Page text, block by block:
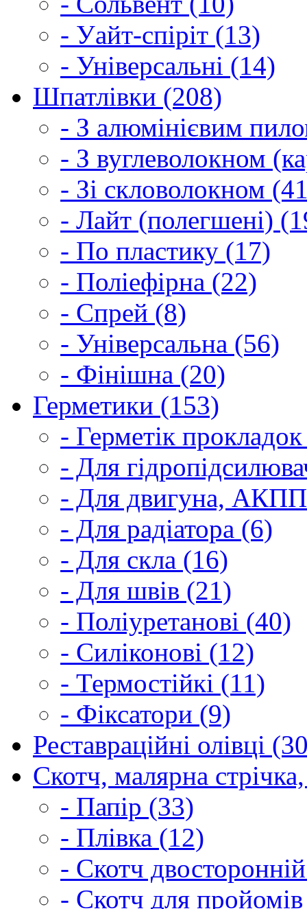
- Уайт-спіріт (13)
- Універсальні (14)
Шпатлівки (208)
- З алюмінієвим
- З вуглеволокном
- Зі скловолокном
- Лайт (полегшені)
- По пластику (17)
- Поліефірна (22)
- Спрей (8)
- Універсальна (56)
- Фінішна (20)
Герметики (153)
- Герметік
- Для
- Для двигуна,
- Для радіатора (6)
- Для скла (16)
- Для швів (21)
- Поліуретанові (40)
- Силіконові (12)
- Термостійкі (11)
- Фіксатори (9)
Реставраційні олівці
Скотч, малярна
- Папір (33)
- Плівка (12)
- Скотч
- Скотч для